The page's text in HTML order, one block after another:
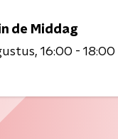
de Middag
16:00 - 18:00